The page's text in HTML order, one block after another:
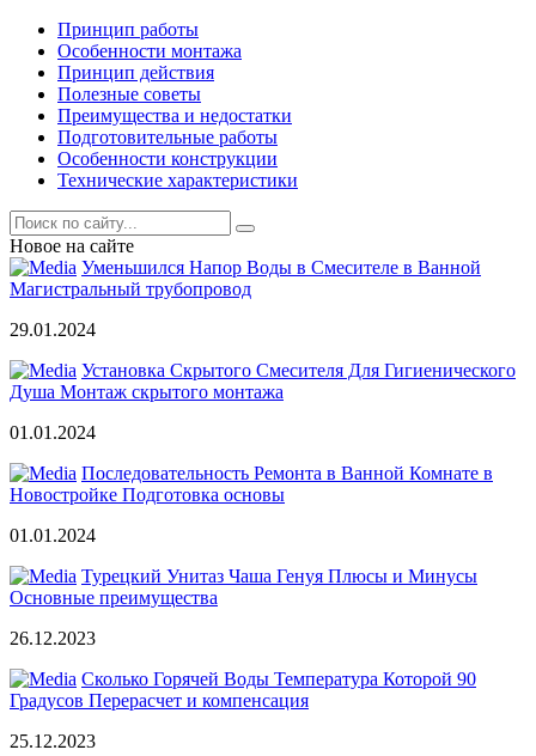
Принцип работы
Особенности монтажа
Принцип действия
Полезные советы
Преимущества и недостатки
Подготовительные работы
Особенности конструкции
Технические характеристики
Новое на сайте
Уменьшился Напор Воды в Смесителе в Ванной
Магистральный трубопровод
29.01.2024
Установка Скрытого Смесителя Для Гигиенического
Душа Монтаж скрытого монтажа
01.01.2024
Последовательность Ремонта в Ванной Комнате в
Новостройке Подготовка основы
01.01.2024
Турецкий Унитаз Чаша Генуя Плюсы и Минусы
Основные преимущества
26.12.2023
Сколько Горячей Воды Температура Которой 90
Градусов Перерасчет и компенсация
25.12.2023